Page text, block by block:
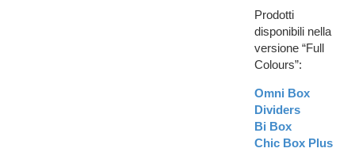
Prodotti
disponibili nella
versione “Full
Colours”:
Omni Box
Dividers
Bi Box
Chic Box Plus